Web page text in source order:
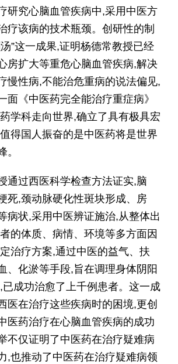
研究心脑血管疾病中,采用中医方
疗该病的技术瓶颈。创研性的制
”这一成果,证明杨德常教授已经
房扩大等重危心脑血管疾病,解决
慢性病,不能治危重病的说法偏见,
面《中医药完全能治疗重症病》
学科走向世界,确立了具有极具宏
得国人振奋的是中医药将是世界
。
通过西医科学检查方法证实,脑
死,颈动脉硬化性斑块形成、房
病状,采用中医辨证施治,从整体出
的体质、病情、环境等多方面因
治疗方案,通过中医的益气、扶
、化淤等手段,旨在调理身体阴阳
成功治愈了上千例患者。这一成
医在治疗这些疾病时的困境,更创
医药治疗在心脑血管疾病的成功
不仅证明了中医药在治疗疑难病
,也推动了中医药在治疗疑难病领